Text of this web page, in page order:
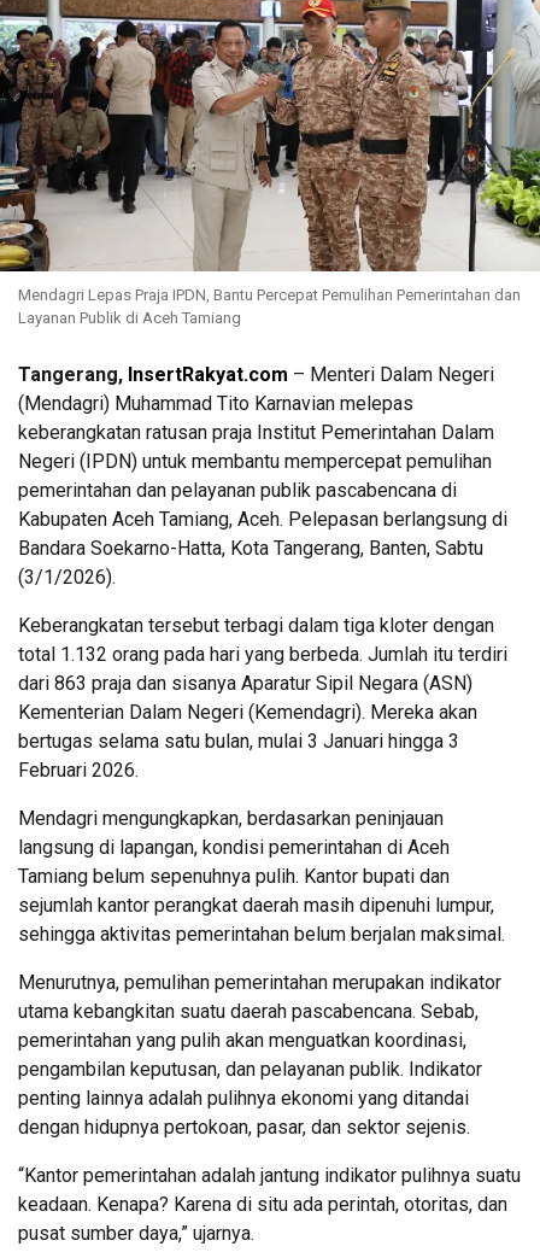
Mendagri Lepas Praja IPDN, Bantu Percepat Pemulihan Pemerintahan dan
Layanan Publik di Aceh Tamiang
Tangerang, InsertRakyat.com – Menteri Dalam Negeri
(Mendagri) Muhammad Tito Karnavian melepas
keberangkatan ratusan praja Institut Pemerintahan Dalam
Negeri (IPDN) untuk membantu mempercepat pemulihan
pemerintahan dan pelayanan publik pascabencana di
Kabupaten Aceh Tamiang, Aceh. Pelepasan berlangsung di
Bandara Soekarno-Hatta, Kota Tangerang, Banten, Sabtu
(3/1/2026).
Keberangkatan tersebut terbagi dalam tiga kloter dengan
total 1.132 orang pada hari yang berbeda. Jumlah itu terdiri
dari 863 praja dan sisanya Aparatur Sipil Negara (ASN)
Kementerian Dalam Negeri (Kemendagri). Mereka akan
bertugas selama satu bulan, mulai 3 Januari hingga 3
Februari 2026.
Mendagri mengungkapkan, berdasarkan peninjauan
langsung di lapangan, kondisi pemerintahan di Aceh
Tamiang belum sepenuhnya pulih. Kantor bupati dan
sejumlah kantor perangkat daerah masih dipenuhi lumpur,
sehingga aktivitas pemerintahan belum berjalan maksimal.
Menurutnya, pemulihan pemerintahan merupakan indikator
utama kebangkitan suatu daerah pascabencana. Sebab,
pemerintahan yang pulih akan menguatkan koordinasi,
pengambilan keputusan, dan pelayanan publik. Indikator
penting lainnya adalah pulihnya ekonomi yang ditandai
dengan hidupnya pertokoan, pasar, dan sektor sejenis.
“Kantor pemerintahan adalah jantung indikator pulihnya suatu
keadaan. Kenapa? Karena di situ ada perintah, otoritas, dan
pusat sumber daya,” ujarnya.